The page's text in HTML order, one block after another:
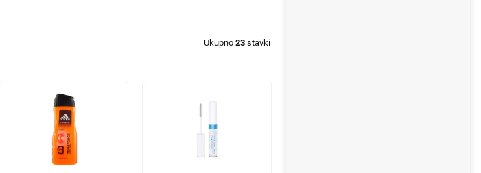
Ukupno 23 stavki